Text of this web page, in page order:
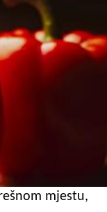
mjestu,